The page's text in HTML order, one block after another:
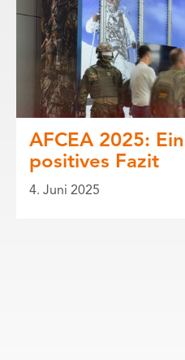
AFCEA 2025: Ein
positives Fazit
4. Juni 2025